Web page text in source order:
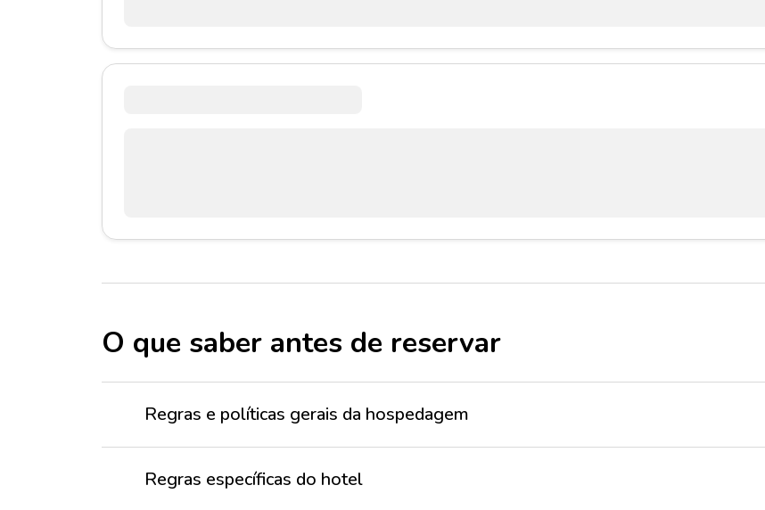
O que saber antes de reservar
Regras e políticas gerais da hospedagem
Regras específicas do hotel